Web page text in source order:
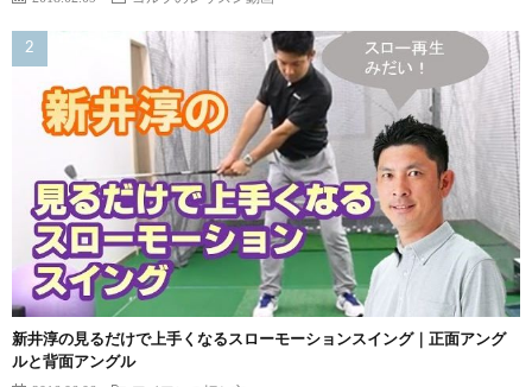
新井淳の見るだけで上手くなるスローモーションスイング｜正面アング
ルと背面アングル